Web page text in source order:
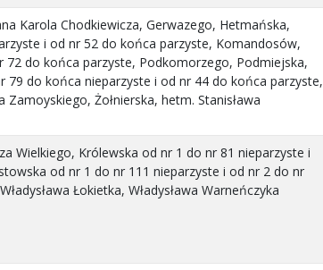
Karola Chodkiewicza, Gerwazego, Hetmańska,
i od nr 52 do końca parzyste, Komandosów,
do końca parzyste, Podkomorzego, Podmiejska,
79 do końca nieparzyste i od nr 44 do końca parzyste,
Żołnierska, hetm. Stanisława
Wielkiego, Królewska od nr 1 do nr 81 nieparzyste i
od nr 1 do nr 111 nieparzyste i od nr 2 do nr
Łokietka, Władysława Warneńczyka